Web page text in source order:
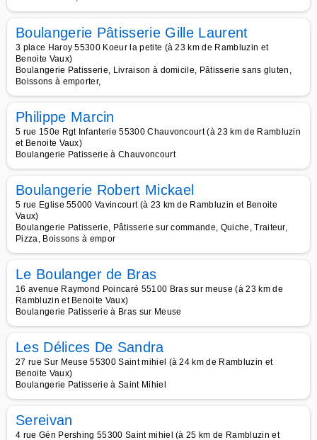
Boulangerie Pâtisserie Gille Laurent
3 place Haroy 55300 Koeur la petite (à 23 km de Rambluzin et
Benoite Vaux)
Boulangerie Patisserie, Livraison à domicile, Pâtisserie sans gluten,
Boissons à emporter,
Philippe Marcin
5 rue 150e Rgt Infanterie 55300 Chauvoncourt (à 23 km de Rambluzin
et Benoite Vaux)
Boulangerie Patisserie à Chauvoncourt
Boulangerie Robert Mickael
5 rue Eglise 55000 Vavincourt (à 23 km de Rambluzin et Benoite
Vaux)
Boulangerie Patisserie, Pâtisserie sur commande, Quiche, Traiteur,
Pizza, Boissons à empor
Le Boulanger de Bras
16 avenue Raymond Poincaré 55100 Bras sur meuse (à 23 km de
Rambluzin et Benoite Vaux)
Boulangerie Patisserie à Bras sur Meuse
Les Délices De Sandra
27 rue Sur Meuse 55300 Saint mihiel (à 24 km de Rambluzin et
Benoite Vaux)
Boulangerie Patisserie à Saint Mihiel
Sereivan
4 rue Gén Pershing 55300 Saint mihiel (à 25 km de Rambluzin et